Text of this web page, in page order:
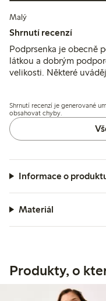
Malý
Shrnutí recenzí
Podprsenka je obecně
látkou a dobrým
velikosti. Některé
delším nošení
Shrnutí recenzí je generované
obsahovat chyby.
Informace o
Materiál
Produkty, o